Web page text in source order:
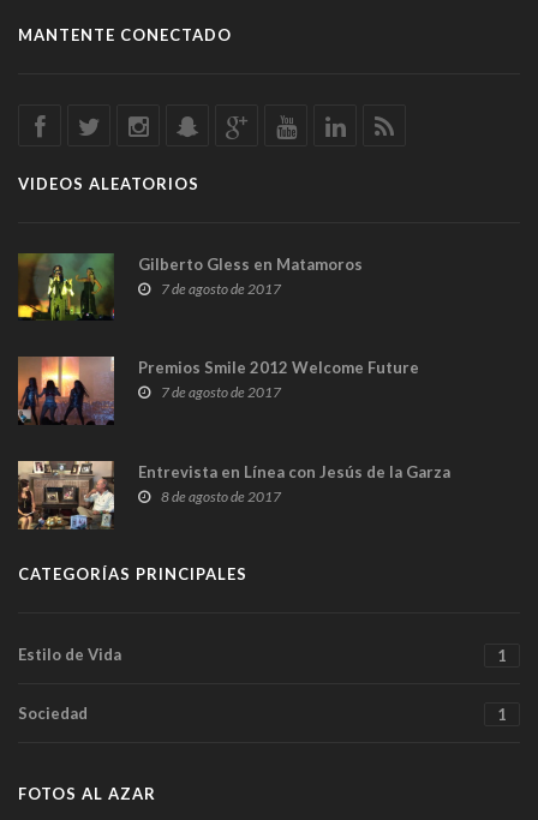
MANTENTE CONECTADO
VIDEOS ALEATORIOS
Gilberto Gless en Matamoros
7 de agosto de 2017
Premios Smile 2012 Welcome Future
7 de agosto de 2017
Entrevista en Línea con Jesús de la Garza
8 de agosto de 2017
CATEGORÍAS PRINCIPALES
Estilo de Vida 1
Sociedad 1
FOTOS AL AZAR